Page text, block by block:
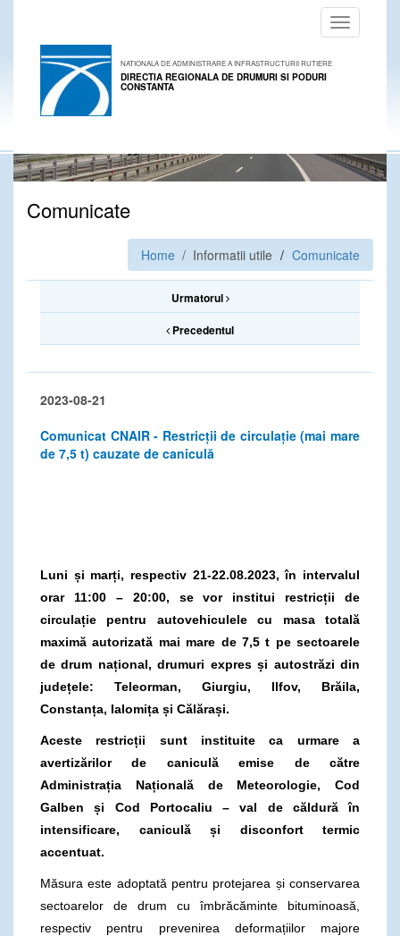
Toggle
navigation
NATIONALA DE ADMINISTRARE A INFRASTRUCTURII RUTIERE
DIRECTIA REGIONALA DE DRUMURI SI PODURI
CONSTANTA
Comunicate
Home / Informatii utile Comunicate
Urmatorul
Precedentul
2023-08-21
Comunicat CNAIR - Restricții de circulație (mai mare
de 7,5 t) cauzate de caniculă
Luni și marți, respectiv 21-22.08.2023, în intervalul
orar 11:00 – 20:00, se vor institui restricții de
circulație pentru autovehiculele cu masa totală
maximă autorizată mai mare de 7,5 t pe sectoarele
de drum național, drumuri expres și autostrăzi din
județele: Teleorman, Giurgiu, Ilfov, Brăila,
Constanța, Ialomița și Călărași.
Aceste restricții sunt instituite ca urmare a
avertizărilor de caniculă emise de către
Administrația Națională de Meteorologie, Cod
Galben și Cod Portocaliu – val de căldură în
intensificare, caniculă și disconfort termic
accentuat.
Măsura este adoptată pentru protejarea și conservarea
sectoarelor de drum cu îmbrăcăminte bituminoasă,
respectiv pentru prevenirea deformațiilor majore